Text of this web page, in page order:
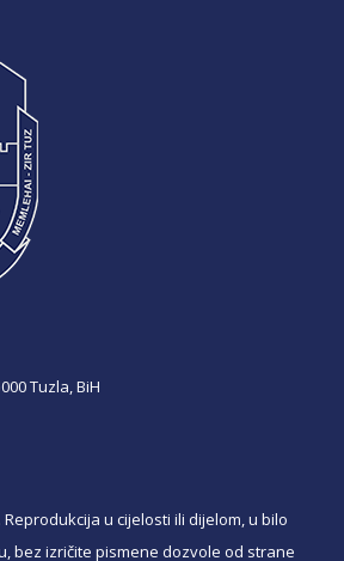
Tuzla, BiH
u cijelosti ili dijelom, u bilo
bez izričite pismene dozvole od strane